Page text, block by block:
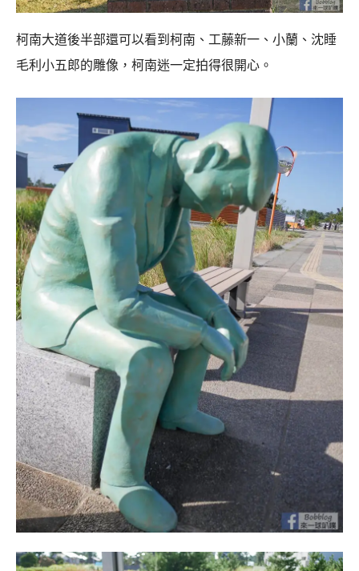
柯南大道後半部還可以看到柯南、工藤新一、小蘭、沈睡
毛利小五郎的雕像，柯南迷一定拍得很開心。